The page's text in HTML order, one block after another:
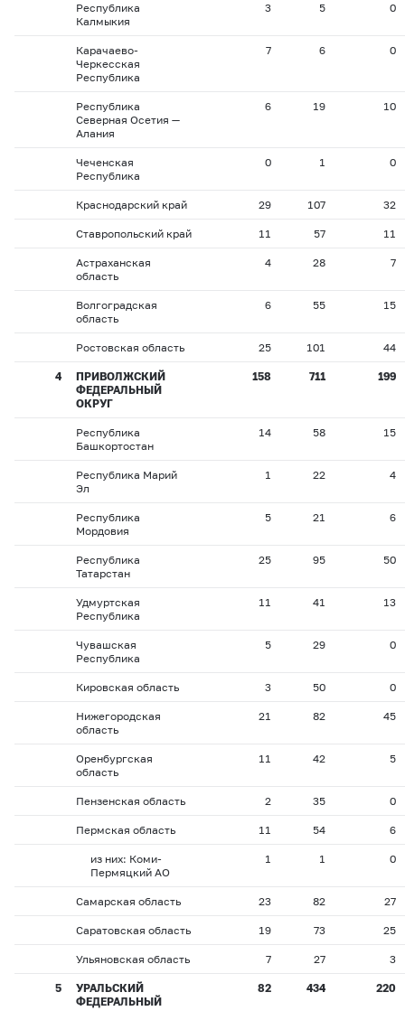
Республика
Калмыкия
3 5 0
Карачаево-
Черкесская
Республика
7 6 0
Республика
Северная Осетия —
Алания
6 19 10
Чеченская
Республика
0 1 0
Краснодарский край 29 107 32
Ставропольский край 11 57 11
Астраханская
область
4 28 7
Волгоградская
область
6 55 15
Ростовская область 25 101 44
4
ПРИВОЛЖСКИЙ
ФЕДЕРАЛЬНЫЙ
ОКРУГ
158 711 199
Республика
Башкортостан
14 58 15
Республика Марий
Эл
1 22 4
Республика
Мордовия
5 21 6
Республика
Татарстан
25 95 50
Удмуртская
Республика
11 41 13
Чувашская
Республика
5 29 0
Кировская область 3 50 0
Нижегородская
область
21 82 45
Оренбургская
область
11 42 5
Пензенская область 2 35 0
Пермская область 11 54 6
из них: Коми-
Пермяцкий АО
1 1 0
Самарская область 23 82 27
Саратовская область 19 73 25
Ульяновская область 7 27 3
5
УРАЛЬСКИЙ
ФЕДЕРАЛЬНЫЙ
82 434 220